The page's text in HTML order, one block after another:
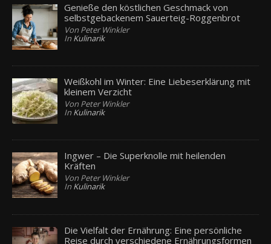
Genieße den köstlichen Geschmack von
selbstgebackenem Sauerteig-Roggenbrot
Von Peter Winkler
In Kulinarik
Weißkohl im Winter: Eine Liebeserklärung mit
kleinem Verzicht
Von Peter Winkler
In Kulinarik
Ingwer – Die Superknolle mit heilenden
Kräften
Von Peter Winkler
In Kulinarik
Die Vielfalt der Ernährung: Eine persönliche
Reise durch verschiedene Ernährungsformen